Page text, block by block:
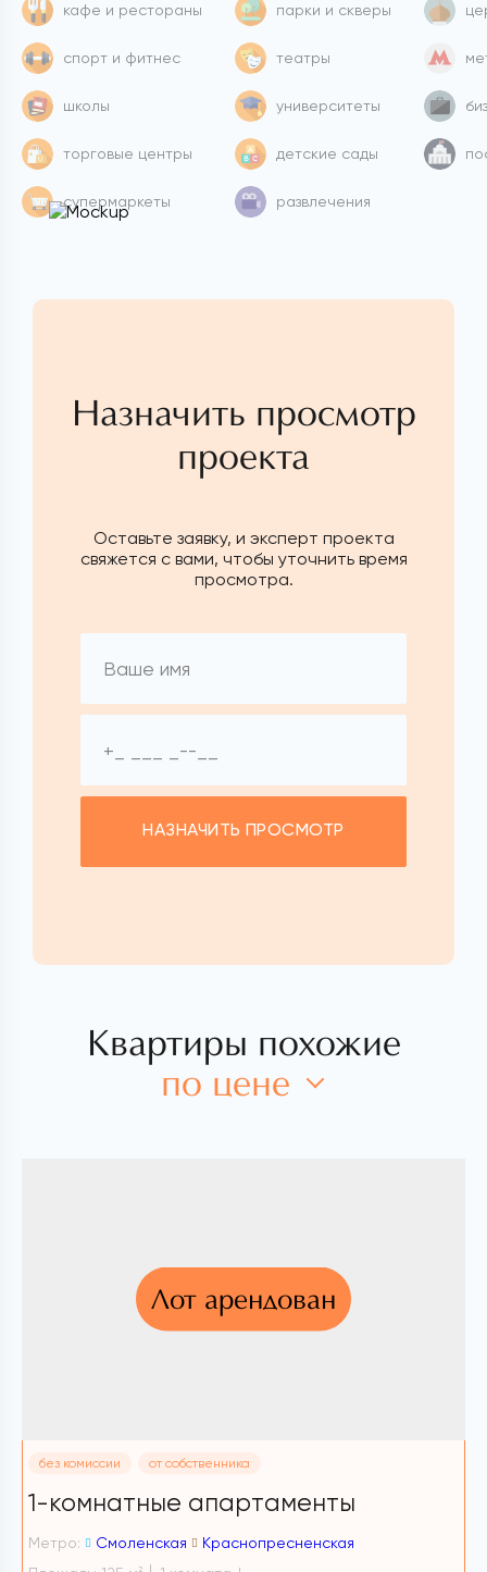
кафе и рестораны
спорт и фитнес
школы
торговые центры
супермаркеты
парки и скверы
театры
университеты
детские сады
развлечения
Назначить просмотр
проекта
Оставьте заявку, и эксперт проекта
свяжется с вами, чтобы уточнить время
просмотра.
НАЗНАЧИТЬ ПРОСМОТР
Квартиры похожие
по цене
Лот арендован
без комиссии от собственника
1-комнатные апартаменты
Метро: Смоленская
Краснопресненская